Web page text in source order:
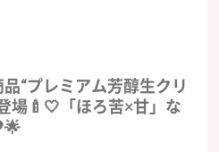
“プレミアム芳醇生クリ
場🍼🤍「ほろ苦×甘」な